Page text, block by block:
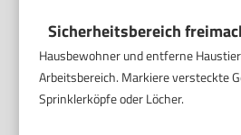
Sicherheitsbereich
Hausbewohner und entferne
Arbeitsbereich. Markiere versteckte
Sprinklerköpfe oder Löcher.